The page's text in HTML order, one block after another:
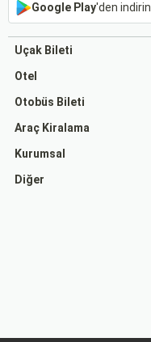
Google Play'den indirin
Uçak Bileti
Otel
Otobüs Bileti
Araç Kiralama
Kurumsal
Diğer